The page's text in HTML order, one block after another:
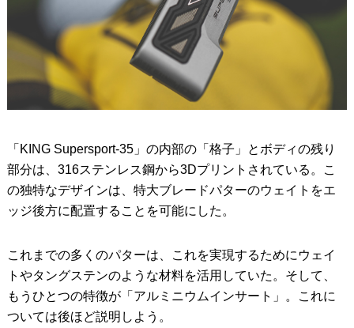
「KING Supersport-35」の内部の「格子」とボディの残り
部分は、316ステンレス鋼から3Dプリントされている。こ
の独特なデザインは、特大ブレードパターのウェイトをエ
ッジ後方に配置することを可能にした。
これまでの多くのパターは、これを実現するためにウェイ
トやタングステンのような材料を活用していた。そして、
もうひとつの特徴が「アルミニウムインサート」。これに
ついては後ほど説明しよう。